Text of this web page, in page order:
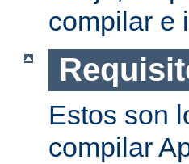
compilar e
Estos son
compilar